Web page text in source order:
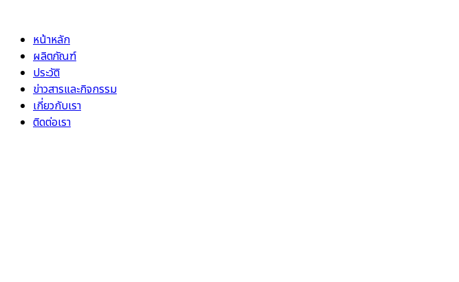
contentหน้าหลัก
ผลิตภัณฑ์
ประวัติ
ข่าวสารและกิจกรรม
เกี่ยวกับเรา
ติดต่อเรา